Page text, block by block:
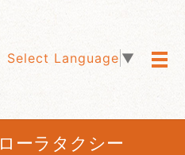
Select Language ▼
メ
ーラタクシー